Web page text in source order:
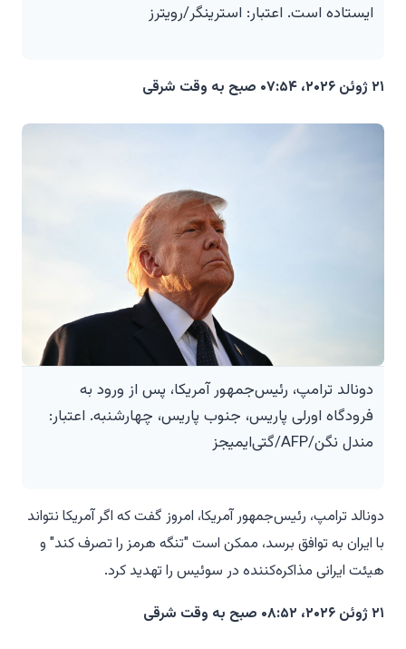
ایستاده است. اعتبار: استرینگر/رویترز
۲۱ ژوئن ۲۰۲۶، ۰۷:۵۴ صبح به وقت شرقی
دونالد ترامپ، رئیس‌جمهور آمریکا، پس از ورود به
فرودگاه اورلی پاریس، جنوب پاریس، چهارشنبه. اعتبار:
مندل نگن/AFP/گتی‌ایمیجز
دونالد ترامپ، رئیس‌جمهور آمریکا، امروز گفت که اگر آمریکا نتواند
با ایران به توافق برسد، ممکن است "تنگه هرمز را تصرف کند" و
هیئت ایرانی مذاکره‌کننده در سوئیس را تهدید کرد.
۲۱ ژوئن ۲۰۲۶، ۰۸:۵۲ صبح به وقت شرقی